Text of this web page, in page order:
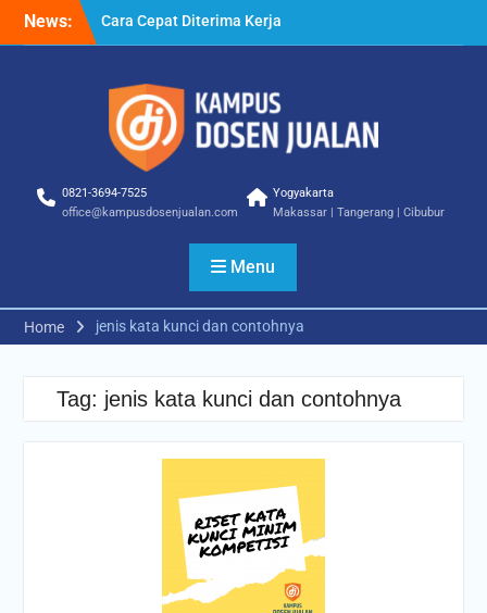
News:
Cara Cepat Diterima Kerja
– Tips Praktis yang Bisa
Cara Biar Dapat Pekerjaan
– Panduan Lengkap untuk
Pencari Kerja
Cara Dapat Pekerjaan –
Memperbesar Peluang
0821-3694-7525
office@kampusdosenjualan.com
Yogyakarta
Makassar | Tangerang | Cibubur
Menu
Home jenis kata kunci dan contohnya
Tag: jenis kata kunci dan contohnya